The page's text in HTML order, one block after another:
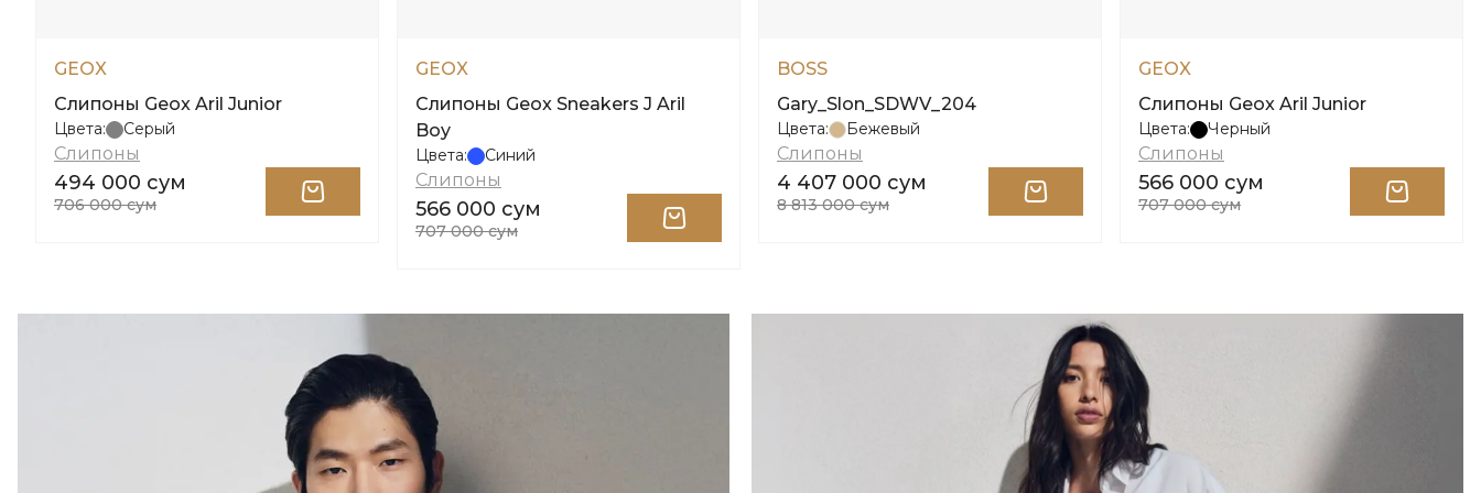
GEOX
Слипоны Geox Aril Junior
Цвета: Серый
Слипоны
494 000 сум
706 000 сум
GEOX
Слипоны Geox Sneakers J Aril
Boy
Цвета: Синий
Слипоны
566 000 сум
707 000 сум
BOSS
Gary_Slon_SDWV_204
Цвета: Бежевый
Слипоны
4 407 000 сум
8 813 000 сум
GEOX
Слипоны Geox Aril Junior
Цвета: Черный
Слипоны
566 000 сум
707 000 сум